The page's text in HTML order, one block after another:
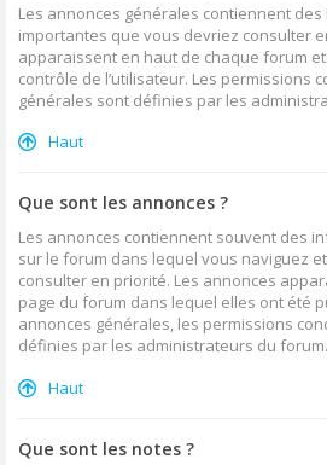
Les annonces générales contiennent
importantes que vous devriez consulter
apparaissent en haut de chaque forum
contrôle de l’utilisateur. Les permissions
générales sont définies par les
Haut
Que sont les annonces ?
Les annonces contiennent souvent des
sur le forum dans lequel vous naviguez
consulter en priorité. Les annonces
page du forum dans lequel elles ont été
annonces générales, les permissions
définies par les administrateurs du forum.
Haut
Que sont les notes ?